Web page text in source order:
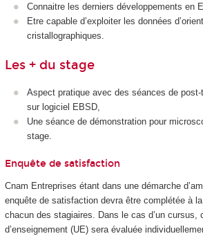
Connaitre les derniers développements en
Etre capable d’exploiter les données
cristallographiques.
Les + du stage
Aspect pratique avec des séances de
sur logiciel EBSD,
Une séance de démonstration pour
stage.
Enquête de satisfaction
Cnam Entreprises étant dans une démarche
enquête de satisfaction devra être complétée à
chacun des stagiaires. Dans le cas d’un cursus,
d’enseignement (UE) sera évaluée